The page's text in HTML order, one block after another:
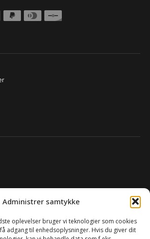
Administrer samtykke
oplevelser bruger vi teknologier som cookies
adgang til enhedsoplysninger. Hvis du giver dit
OS PÅ SOCIALE MEDIER